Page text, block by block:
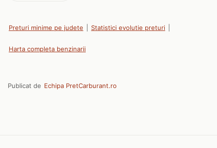
Preturi minime pe judete Statistici evolutie preturi
Harta completa benzinarii
Publicat de Echipa PretCarburant.ro